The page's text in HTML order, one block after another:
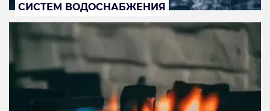
СИСТЕМ ВОДОСНАБЖЕНИЯ